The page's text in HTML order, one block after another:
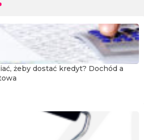
żeby dostać kredyt? Dochód a